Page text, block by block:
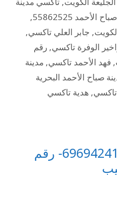
55862525
,
, جابر العلي تاكسي,
الوفرة تاكسي, رقم
, فهد الأحمد تاكسي, مدينة
صباح الأحمد البحرية
تاكسي, هدية تاكسي
تاكسي النويصيب 69694241- رقم